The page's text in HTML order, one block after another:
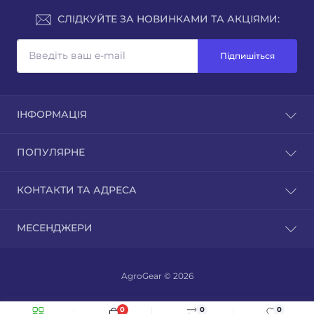
0 0
0
СЛІДКУЙТЕ ЗА НОВИНКАМИ ТА АКЦІЯМИ:
Підпишіться
ІНФОРМАЦІЯ
Зворотній зв'язок
Карта сайту
Акції
ПОПУЛЯРНЕ
Мотоблоки
Трактори
КОНТАКТИ ТА АДРЕСА
МЕСЕНДЖЕРИ
AgroGear © 2026